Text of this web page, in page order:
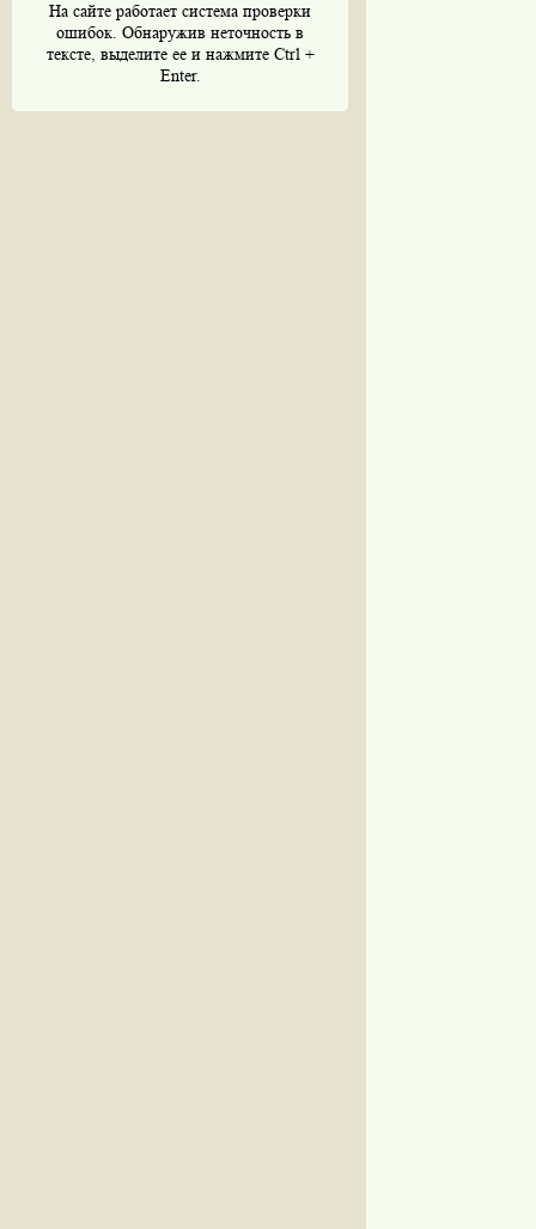
На сайте работает система проверки
ошибок. Обнаружив неточность в
тексте, выделите ее и нажмите Ctrl +
Enter.